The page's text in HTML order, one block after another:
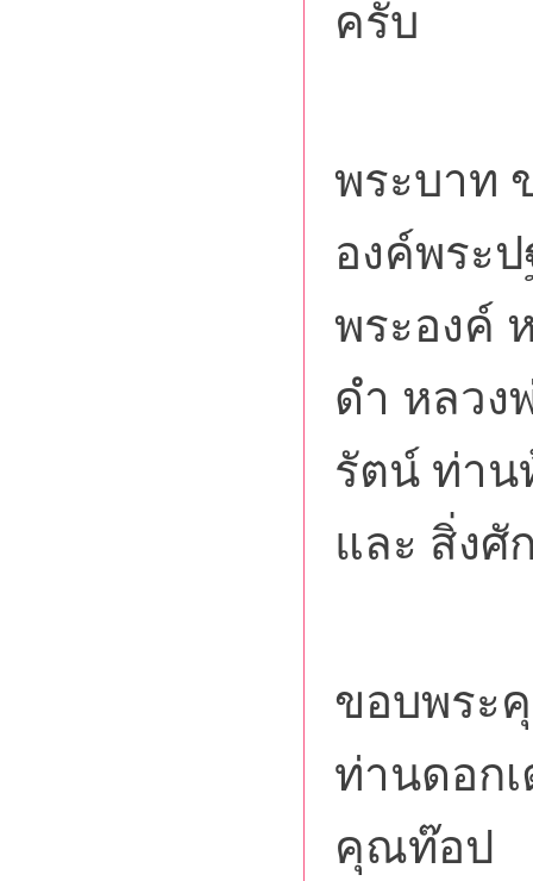
ครับ
พระบาท
องค์พระ
พระองค์
ดำ หลวง
รัตน์ ท่าน
และ สิ่งศั
ขอบพระ
ท่านดอก
คุณท๊อป